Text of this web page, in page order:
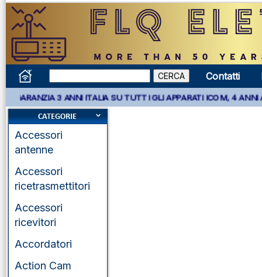
Contatti
GARANZIA 3 ANNI ITALIA SU TUTTI GLI APPARATI ICOM, 4 ANNI
Accessori
antenne
Accessori
ricetrasmettitori
Accessori
ricevitori
Accordatori
Action Cam